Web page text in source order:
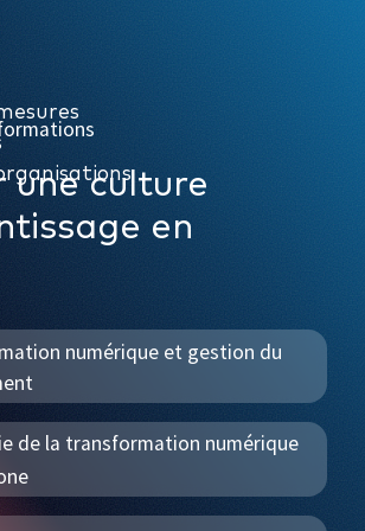
une culture
en
numérique et gestion du
de la transformation numérique
numérique
d’affaires et performance
et gestion de l’information numérique